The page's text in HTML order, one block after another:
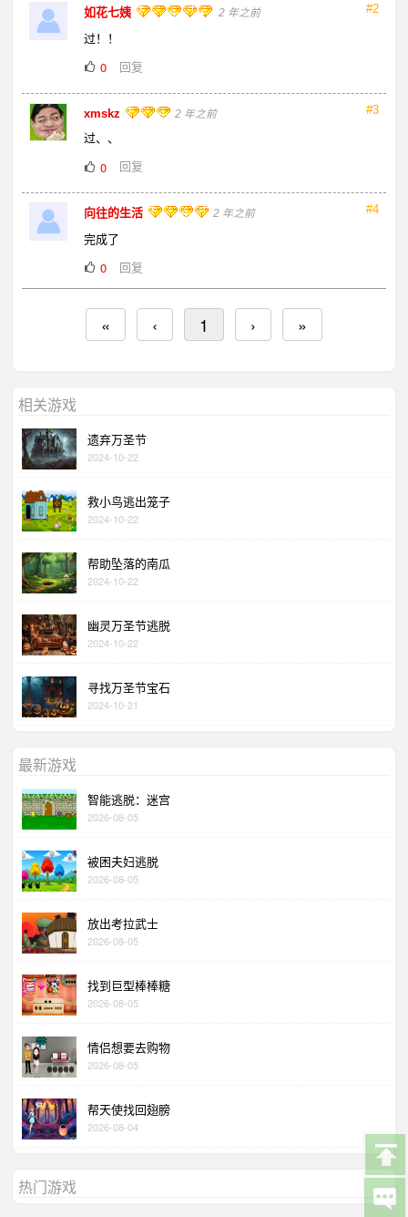
#2
如花七姨 2 年之前
过！！
0
回复
#3
xmskz 2 年之前
过、、
0
回复
#4
向往的生活 2 年之前
完成了
0
回复
« ‹ 1 › »
相关游戏
遗弃万圣节
2024-10-22
救小鸟逃出笼子
2024-10-22
帮助坠落的南瓜
2024-10-22
幽灵万圣节逃脱
2024-10-22
寻找万圣节宝石
2024-10-21
最新游戏
智能逃脱：迷宫
2026-08-05
被困夫妇逃脱
2026-08-05
放出考拉武士
2026-08-05
找到巨型棒棒糖
2026-08-05
情侣想要去购物
2026-08-05
帮天使找回翅膀
2026-08-04
热门游戏